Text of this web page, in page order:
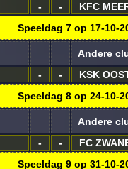
- - KFC
Speeldag 7 op 17-10-
Andere
- - KSK
Speeldag 8 op 24-10-
Andere
- - FC
Speeldag 9 op 31-10-